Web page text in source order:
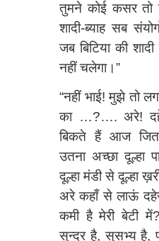
तुमने कोई कसर तो
शादी-ब्याह सब
जब बिटिया की शादी
नहीं चलेगा।”
“नहीं भाई! मुझे तो
का …?…. अरे!
बिकते हैं आज
उतना अच्छा दूल्हा
दूल्हा मंडी से दूल्हा
अरे कहाँ से लाऊं
कमी है मेरी बेटी
सुन्दर है, सुसभ्य है,